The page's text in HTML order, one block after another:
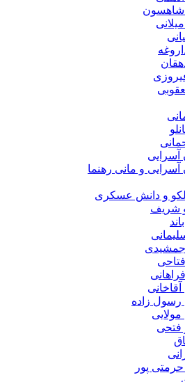
شاهسون
آسرایی
آسرایی و مانی رهنما
و دانش عسکری
شریف
جمشیدی
رسول زاده
فتحی
پور